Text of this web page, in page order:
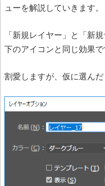
ューを解説していきます。
「新規レイヤー」と「新
下のアイコンと同じ効果
割愛しますが、仮に選んだ